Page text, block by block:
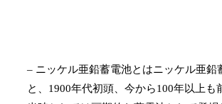
– ニッケル亜鉛蓄電池とはニッケル亜鉛
と、1900年代初頭、今から100年以上も